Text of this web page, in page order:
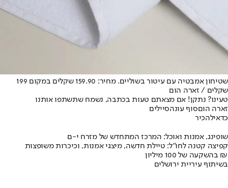
שטיחון אמבטיה עם עיטור בשוליים. מחיר: 159.90 שקלים במקום 199
שקלים / זארה הום
טעינו? נתקן! אם מצאתם טעות בכתבה, נשמח שתשתפו אותנו
זארה הוםסוף עונהסיילים
כדאילהכיר
שופינג, אמנות ואוכל: המרכז המתחדש של מזרח י-ם
קפיצה קטנה לחו"ל: טיילת חדשה, מיצגי אמנות, וכיכרות משופצות
בהשקעה של 100 מיליון ₪
בשיתוף עיריית ירושלים